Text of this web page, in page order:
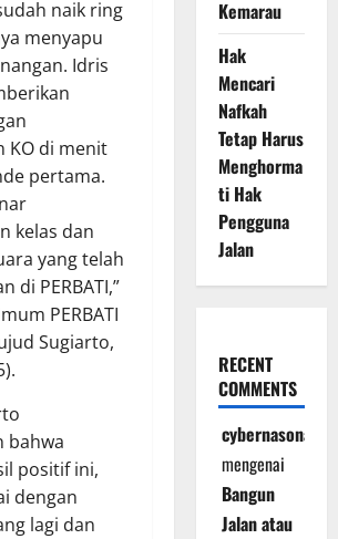
naik ring
menyapu
Idris
KO di menit
pertama.
kelas dan
yang telah
di PERBATI,”
PERBATI
Sugiarto,
bahwa
positif ini,
dengan
lagi dan
Kemarau
Hak
Mencari
Nafkah
Tetap Harus
Menghorma
ti Hak
Pengguna
Jalan
RECENT
COMMENTS
cybernasonal
mengenai
Bangun
Jalan atau